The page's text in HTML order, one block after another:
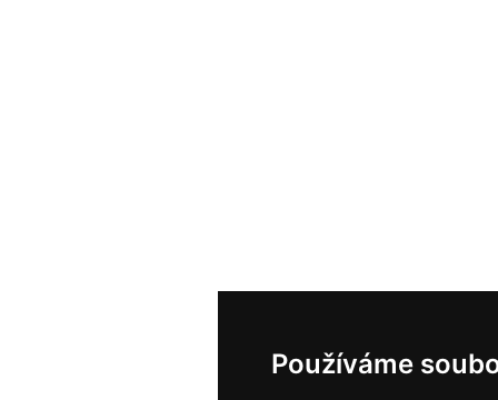
Používáme